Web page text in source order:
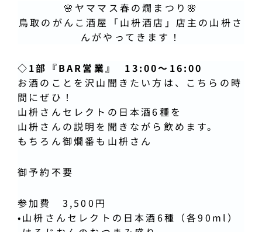
🌸ヤママス春の燗まつり🌸
鳥取のがんこ酒屋「山枡酒店」店主の山枡さ
んがやってきます！
◇1部『BAR営業』
13:00〜16:00
お酒のことを沢山聞きたい方は、こちらの時
間にぜひ！
山枡さんセレクトの日本酒6種を
山枡さんの説明を聞きながら飲めます。
もちろん御燗番も山枡さん
御予約不要
参加費 3,500円
•山枡さんセレクトの日本酒6種（各90ml）